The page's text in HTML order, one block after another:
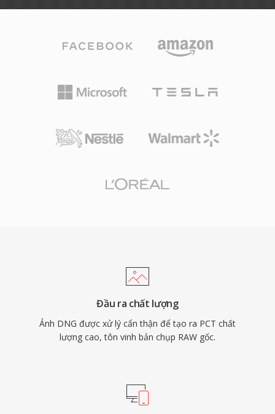
Đầu ra chất lượng
Ảnh DNG được xử lý cẩn thận để tạo ra PCT chất
lượng cao, tôn vinh bản chụp RAW gốc.